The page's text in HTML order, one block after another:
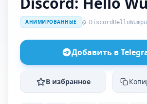
АНИМИРОВАННЫЕ @
Добавить в
В избранное